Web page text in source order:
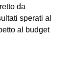
da
sperati al
al budget